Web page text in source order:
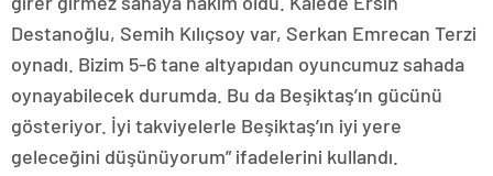
Destanoğlu, Semih Kılıçsoy var, Serkan Emrecan Terzi
oynadı. Bizim 5-6 tane altyapıdan oyuncumuz sahada
oynayabilecek durumda. Bu da Beşiktaş’ın gücünü
gösteriyor. İyi takviyelerle Beşiktaş’ın iyi yere
geleceğini düşünüyorum” ifadelerini kullandı.